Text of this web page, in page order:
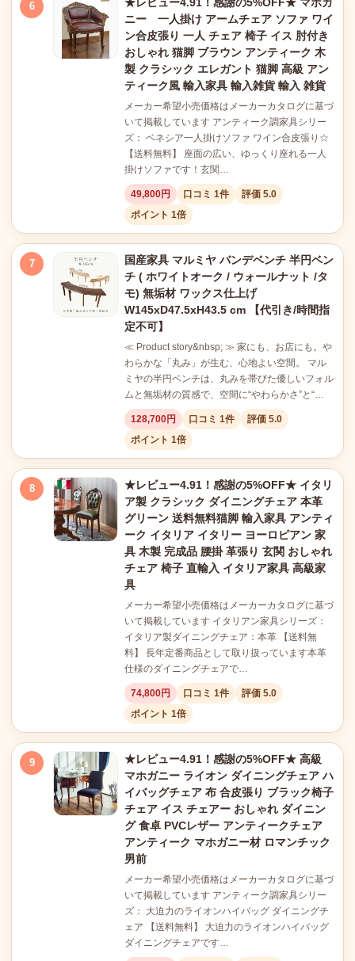
6
ニー 一人掛け アームチェア ソファ ワイ
ン合皮張り 一人 チェア 椅子 イス 肘付き
おしゃれ 猫脚 ブラウン アンティーク 木
製 クラシック エレガント 猫脚 高級 アン
ティーク風 輸入家具 輸入雑貨 輸入 雑貨
メーカー希望小売価格はメーカーカタログに基づ
いて掲載しています アンティーク調家具シリー
ズ： ベネシア一人掛けソファ ワイン合皮張り☆
【送料無料】 座面の広い、ゆっくり座れる一人
掛けソファです！玄関…
49,800円 口コミ 1件
評価 5.0
ポイント 1倍
7
国産家具 マルミヤ バンデベンチ 半円ベン
チ ( ホワイトオーク / ウォールナット /タ
モ) 無垢材 ワックス仕上げ
W145xD47.5xH43.5 cm 【代引き/時間指
定不可】
≪ Product story&nbsp; ≫ 家にも、お店にも。や
わらかな「丸み」が生む、心地よい空間。 マル
ミヤの半円ベンチは、丸みを帯びた優しいフォル
ムと無垢材の質感で、空間に“やわらかさ”と“…
128,700円 口コミ 1件
評価 5.0
ポイント 1倍
8
★レビュー4.91！感謝の5%OFF★ イタリ
ア製 クラシック ダイニングチェア 本革
グリーン 送料無料猫脚 輸入家具 アンティ
ーク イタリア イタリー ヨーロピアン 家
具 木製 完成品 腰掛 革張り 玄関 おしゃれ
チェア 椅子 直輸入 イタリア家具 高級家
具
メーカー希望小売価格はメーカーカタログに基づ
いて掲載しています イタリアン家具シリーズ：
イタリア製ダイニングチェア：本革 【送料無
料】 長年定番商品として取り扱っています本革
仕様のダイニングチェアで…
74,800円 口コミ 1件
評価 5.0
ポイント 1倍
9
★レビュー4.91！感謝の5%OFF★ 高級
マホガニー ライオン ダイニングチェア ハ
イバッグチェア 布 合皮張り ブラック椅子
チェア イス チェアー おしゃれ ダイニン
グ 食卓 PVCレザー アンティークチェア
アンティーク マホガニー材 ロマンチック
男前
メーカー希望小売価格はメーカーカタログに基づ
いて掲載しています アンティーク調家具シリー
ズ： 大迫力のライオンハイバッグ ダイニングチ
ェア 【送料無料】 大迫力のライオンハイバッグ
ダイニングチェアです…